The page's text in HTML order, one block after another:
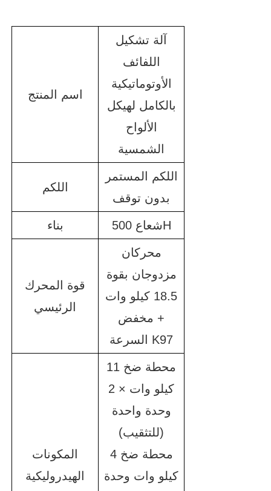
اسم المنتج
آلة تشكيل
اللفائف
الأوتوماتيكية
بالكامل لهيكل
الألواح
الشمسية
اللكم
اللكم المستمر
بدون توقف
بناء شعاع 500H
قوة المحرك
الرئيسي
محركان
مزدوجان بقوة
18.5 كيلو وات
+ مخفض
السرعة K97
المكونات
الهيدروليكية
محطة ضخ 11
كيلو وات × 2
وحدة واحدة
(للتثقيب)
محطة ضخ 4
كيلو وات وحدة